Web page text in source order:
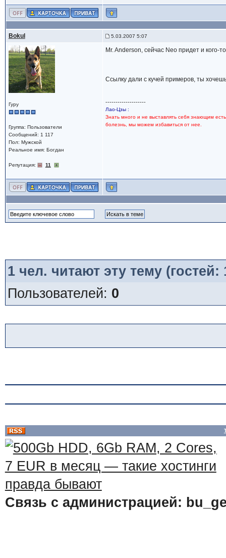
Bokul 5.03.2007 5:07
Гуру
Группа: Пользователи
Сообщений: 1 117
Пол: Мужской
Реальное имя: Богдан
Репутация: 11
Mr. Anderson, сейчас Neo придет и кого-
Ссылку дали с кучей примеров, ты
--------------------
Лао-Цзы :
Знать много и не выставлять себя знающим
болезнь, мы можем избавиться от нее.
1чел. читают эту тему
Пользователей: 0
Связь с администрацией: